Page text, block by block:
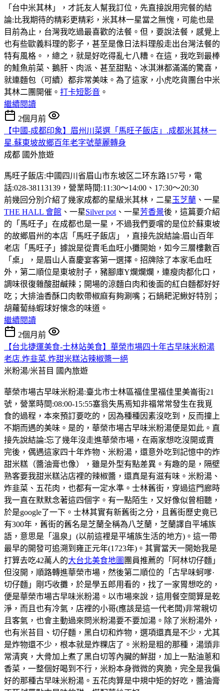
「台中米其林」，才託友人幫我訂位，先直接說用完餐的結
論:比我期待的精彩更精彩，米其林一星當之無愧，可能也是
目前為止，台灣我吃過最喜歡的法餐。但，要說法餐，感覺上
也有些歐義料理的影子，甚至是像日法料理般走出台灣法餐的
特有風格。，總之，就是好吃得亂七八糟。在這，我吃到最棒
的鮭魚前菜、鵝肝、肉派、甚至甜點、冰淇淋都滿滿的驚喜，
就連麵包（可續）都非常美味。為了這家，小虎吃貨團台中米
其林二團開催。 打卡短影音 。
繼續閱讀
2個月前
【中國-成都印象】眉州川菜選「馬旺子飯店」.成都米其林一
星.蘇東坡故鄉百年老字號華麗轉身
成都 國外旅遊
馬旺子飯店:中國四川省眉山市东坡区二环东路157号，電
話:028-38113139，營業時間:11:30〜14:00、17:30〜20:30
前幾回分別介紹了幾家成都的星級米其林，二星 玉芝蘭 、一星
THE HALL 會館 、一星Silver pot 、一星芳香景後，這篇要介紹
的「馬旺子」在成都也是一星，不過我們要嚐的是位於蘇東坡
的故鄉眉州的本店「馬旺子飯店」，直接先說結論:眉山百年
老店「馬旺子」據說是從賣毛血旺小攤開始，如今三層樓數百
「桌」，是眉山人喜慶宴客第一選擇。招牌除了本家毛血旺
外，第二順位是東坡肘子，豬腳庫Y爛爛爛，連瘦肉都化口，
調味很復雜酸甜鹹辣；開場的涼麵白肉和後面的紅白麵都好好
吃；大排油香酥口肉軟帶椒麻有夠涮嘴；石鍋耙泥鰍好特別；
胡蘿蔔絲蝦球好懐念的味道。
繼續閱讀
2個月前
【台北捷運美食-士林站美食】華榮市場四十年古早味米粉湯
老店.炸韭菜.炸甜米糕沾辣椒醬一絕
米粉湯/米苔目 國內旅遊
華榮市場古早味米粉湯:臺北市士林區福佳里福佳里美崙街21
號，營業時間:08:00-15:55塞翁失馬焉知非福常常發生在我覓
食的過程，本來預訂要吃的，因為種種因素沒吃到，反而撞上
不期而遇的美味。是的，華榮市場古早味米粉湯便是如此。直
接先說結論:忘了幾年沒走進華榮市場，在兩家想吃沒開或賣
完後，偶遇這家四十年炸物、米粉湯，還意外吃到記憶中的炸
甜米糕（醬油膏也像），雖是外型有點差異。有趣的是，隔壁
熟客要我甜米糕沾店裡的辣椒醬，還真是有滋有味。米粉湯、
炸韭菜、五花肉，也都有一定水準。士林舊街，穿過這門廊時
我一直在默默念著這四個字。有一點陌生，又好像似曾相聽，
於是google了一下。士林其實有新舊街之分，且舊街歷史竟已
有300年，舊街的舊名是芝蘭全稱為八芝蘭，芝蘭譯自平埔族
語，意思是「溫泉」(以前這裡是平埔族生活的地方)。這一帶
最早的開發可追溯到雍正元年(1723年)。其實當天一開始我是
打算去吃42萬人的大台北美食地圖 團員推薦的「阿林切仔麵」
但沒開，順路轉進華榮市場，然後第二順位的「古早味蚵嗲·
切仔麵」剛巧收攤，於是學五郎用看的，找了一家胃想吃的，
便是華榮市場古早味米粉湯。以市場來說，這用餐空間算是乾
淨，而且也有冷氣，店裡的小哥(應該是這一代老闆)非常親切
且客氣，也會主動過來問米粉湯要不要加湯。除了米粉湯外，
也有米苔目、切仔麵，黑白切和炸物，選項還真是不少，尤其
是炸物還不少，根本就是炸粿店了。米粉是粗的那種，湯頭非
常清爽，大骨加上煮了黑白切等內臟的鮮甜，加上一點油蔥和
香菜，一整個好喝到不行，米粉本身微微的爽脆，完全是我偏
好的那種古早味米粉湯。五花肉算是中規中矩的好吃，醬油膏